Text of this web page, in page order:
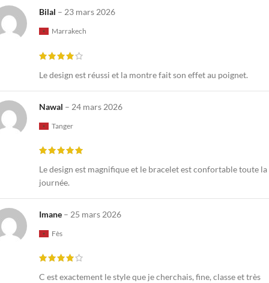
Bilal – 23 mars 2026
Marrakech
Le design est réussi et la montre fait son effet au poignet.
Nawal – 24 mars 2026
Tanger
Le design est magnifique et le bracelet est confortable toute la
journée.
Imane – 25 mars 2026
Fès
C est exactement le style que je cherchais, fine, classe et très